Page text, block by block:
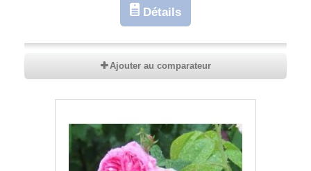
Détails
Ajouter au comparateur